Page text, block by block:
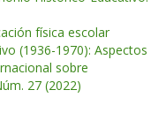
física escolar
(1936-1970): Aspectos
sobre
27 (2022)